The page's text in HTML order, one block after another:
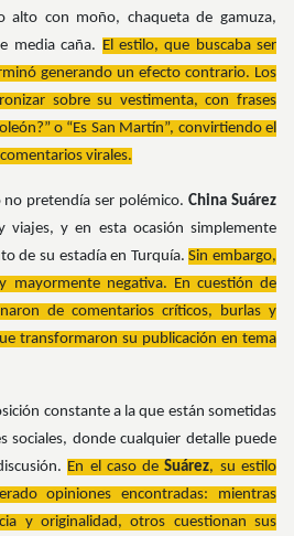
alto con moño, chaqueta de gamuza,
media caña. El estilo, que buscaba ser
generando un efecto contrario. Los
sobre su vestimenta, con frases
o “Es San Martín”, convirtiendo el
virales.
no pretendía ser polémico.China Suárez
viajes, y en esta ocasión simplemente
de su estadía en Turquía.Sin embargo,
mayormente negativa. En cuestión de
de comentarios críticos, burlas y
transformaron su publicación en tema
constante a la que están sometidas
sociales, donde cualquier detalle puede
En el caso deSuárez, su estilo
opiniones encontradas: mientras
y originalidad, otros cuestionan sus